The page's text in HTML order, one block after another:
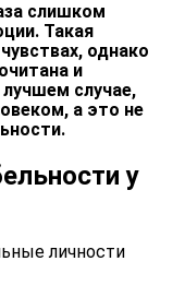
слишком
Такая
однако
и
лучшем случае,
а это не
у
личности